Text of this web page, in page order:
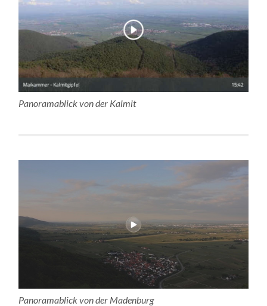
Panoramablick von der Kalmit
Panoramablick von der Madenburg